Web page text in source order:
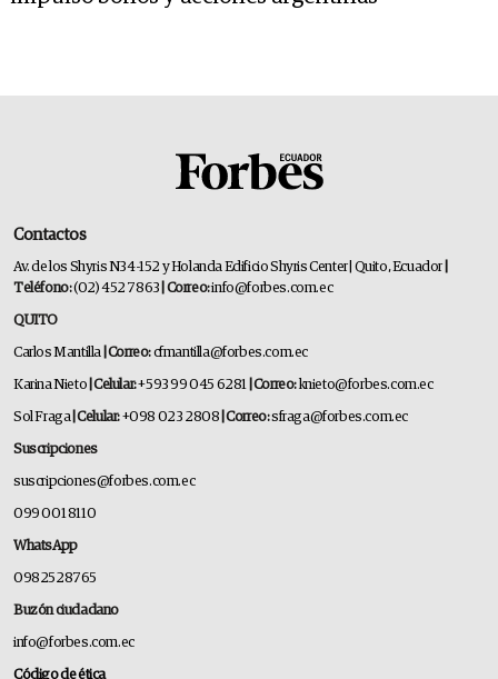
Contactos
Av. de los Shyris N34-152 y Holanda Edificio Shyris Center | Quito, Ecuador
Teléfono:(02) 452 7863 | Correo:info@forbes.com.ec
QUITO
Carlos Mantilla | Correo:cfmantilla@forbes.com.ec
Karina Nieto | Celular:+593 99 045 6281 | Correo:knieto@forbes.com.ec
Sol Fraga| Celular:+098 023 2808 | Correo:sfraga@forbes.com.ec
Suscripciones
suscripciones@forbes.com.ec
099 001 8110
WhatsApp
0982528765
Buzón ciudadano
info@forbes.com.ec
Código de ética